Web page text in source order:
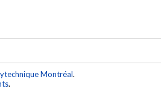
Montréal.
.